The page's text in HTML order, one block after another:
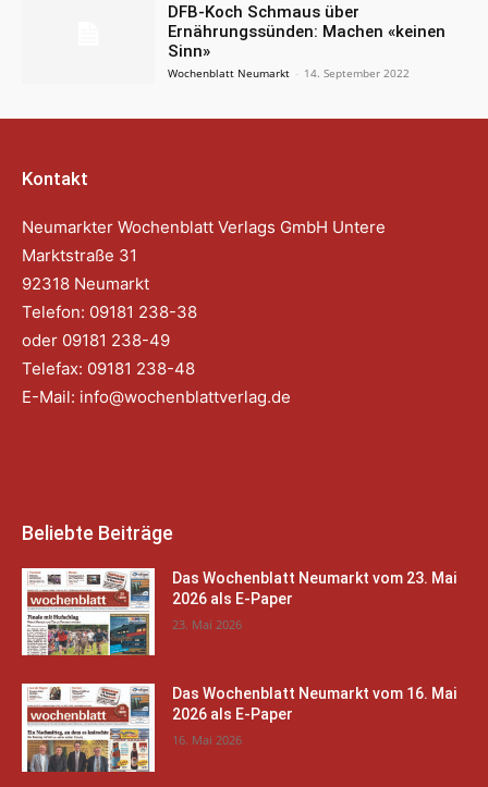
DFB-Koch Schmaus über
Ernährungssünden: Machen «keinen
Sinn»
Wochenblatt Neumarkt - 14. September 2022
Kontakt
Neumarkter Wochenblatt Verlags GmbH Untere
Marktstraße 31
92318 Neumarkt
Telefon: 09181 238-38
oder 09181 238-49
Telefax: 09181 238-48
E-Mail: info@wochenblattverlag.de
Beliebte Beiträge
Das Wochenblatt Neumarkt vom 23. Mai
2026 als E-Paper
23. Mai 2026
Das Wochenblatt Neumarkt vom 16. Mai
2026 als E-Paper
16. Mai 2026